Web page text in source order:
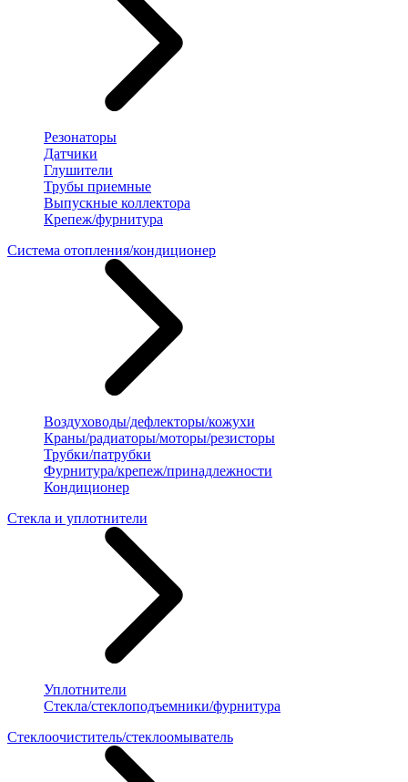
Резонаторы
Датчики
Глушители
Трубы приемные
Выпускные коллектора
Крепеж/фурнитура
Система отопления/кондиционер
Воздуховоды/дефлекторы/кожухи
Краны/радиаторы/моторы/резисторы
Трубки/патрубки
Фурнитура/крепеж/принадлежности
Кондиционер
Стекла и уплотнители
Уплотнители
Стекла/стеклоподъемники/фурнитура
Стеклоочиститель/стеклоомыватель